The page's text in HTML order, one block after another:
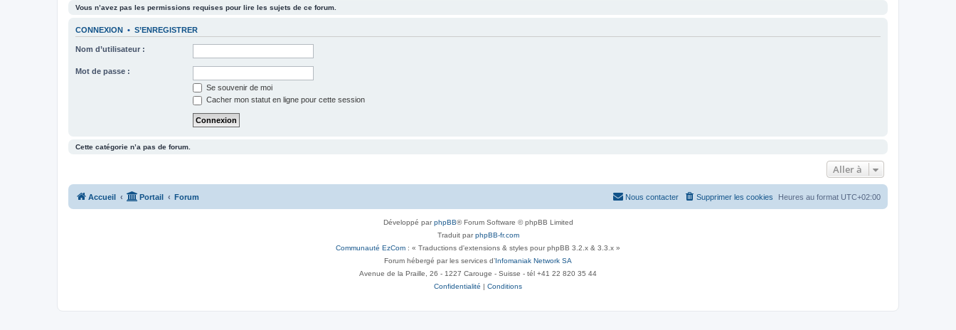
Vous n’avez pas les permissions requises pour lire les sujets de ce forum.
CONNEXION • S’ENREGISTRER
Nom d’utilisateur :
Mot de passe :
Se souvenir de moi
Cacher mon statut en ligne pour cette session
Cette catégorie n’a pas de forum.
Aller à
Accueil Portail Forum Heures au format UTC+02:00
Supprimer les cookies
Nous contacter
Développé parphpBB® Forum Software © phpBB Limited
Traduit parphpBB-fr.com
Communauté EzCom : « Traductions d'extensions & styles pour phpBB 3.2.x & 3.3.x »
Forum hébergé par les services d’Infomaniak Network SA
Avenue de la Praille, 26 - 1227 Carouge - Suisse - tél +41 22 820 35 44
Confidentialité | Conditions